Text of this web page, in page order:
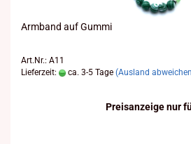
Arm­band auf Gummi
Art.Nr.: A11
Lieferzeit:
ca. 3-5 Tage (Ausland
Preisanzeige nur